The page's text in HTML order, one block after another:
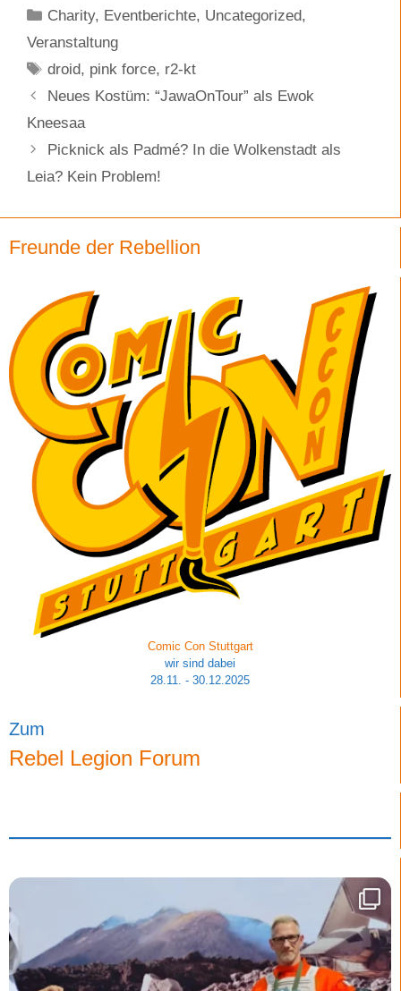
Kategorien
Charity, Eventberichte, Uncategorized,
Veranstaltung
Schlagwörter
droid, pink force, r2-kt
Neues Kostüm: “JawaOnTour” als Ewok
Kneesaa
Picknick als Padmé? In die Wolkenstadt als
Leia? Kein Problem!
Freunde der Rebellion
Comic Con Stuttgart
wir sind dabei
28.11. - 30.12.2025
Zum
Rebel Legion Forum